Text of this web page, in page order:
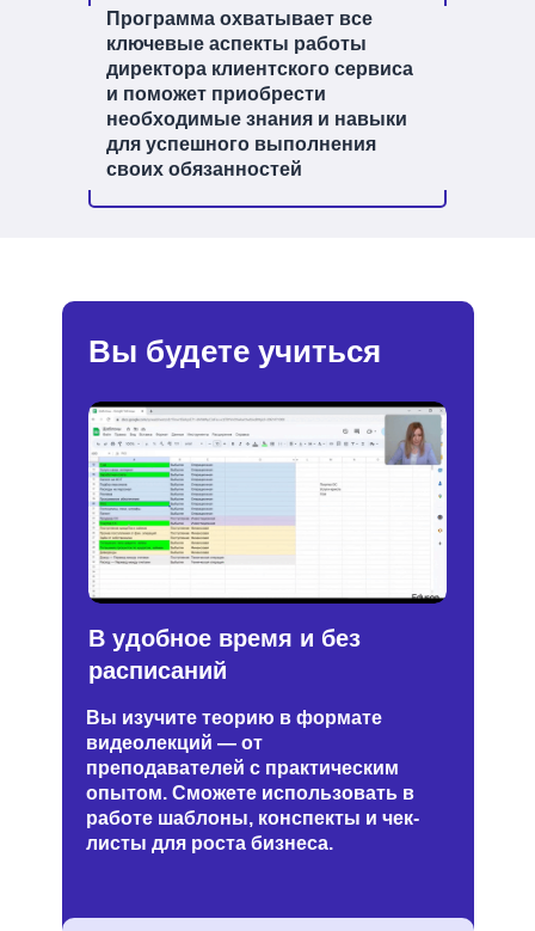
Программа охватывает все
ключевые аспекты работы
директора клиентского сервиса
и поможет приобрести
необходимые знания и навыки
для успешного выполнения
своих обязанностей
Вы изучите теорию в формате
видеолекций — от
преподавателей с практическим
опытом. Сможете использовать в
работе шаблоны, конспекты и чек-
листы для роста бизнеса.
В удобное время и без
расписаний
Вы будете учиться